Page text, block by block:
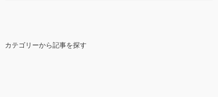
カテゴリーから記事を探す